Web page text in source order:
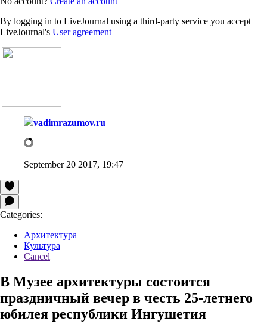
By logging in to LiveJournal using a third-party service you accept
LiveJournal's User agreement
vadimrazumov.ru
September 20 2017, 19:47
Categories:
Архитектура
Культура
Cancel
В Музее архитектуры состоится
праздничный вечер в честь 25-летнего
юбилея республики Ингушетия